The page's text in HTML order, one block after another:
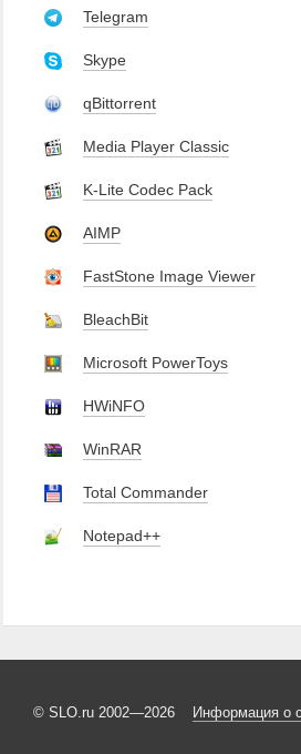
Telegram
Skype
qBittorrent
Media Player Classic
K-Lite Codec Pack
AIMP
FastStone Image Viewer
BleachBit
Microsoft PowerToys
HWiNFO
WinRAR
Total Commander
Notepad++
© SLO.ru 2002—2026 Информация о